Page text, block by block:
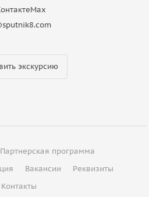
Max
экскурсию
Партнерская программа
Вакансии
Реквизиты
Контакты